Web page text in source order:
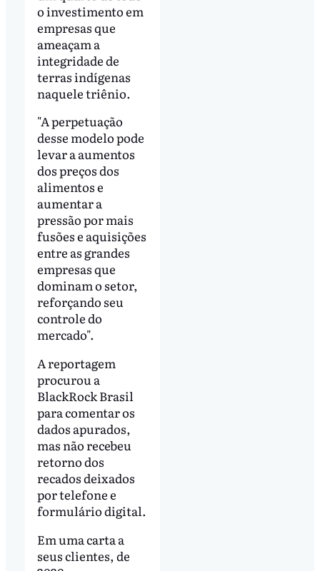
o investimento em
empresas que
ameaçam a
integridade de
terras indígenas
naquele triênio.
"A perpetuação
desse modelo pode
levar a aumentos
dos preços dos
alimentos e
aumentar a
pressão por mais
fusões e aquisições
entre as grandes
empresas que
dominam o setor,
reforçando seu
controle do
mercado".
A reportagem
procurou a
BlackRock Brasil
para comentar os
dados apurados,
mas não recebeu
retorno dos
recados deixados
por telefone e
formulário digital.
Em uma carta a
seus clientes, de